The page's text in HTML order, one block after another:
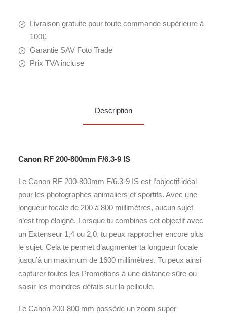
Livraison gratuite pour toute commande supérieure à
100€
Garantie SAV Foto Trade
Prix TVA incluse
Description
Canon RF 200-800mm F/6.3-9 IS
Le Canon RF 200-800mm F/6.3-9 IS est l’objectif idéal
pour les photographes animaliers et sportifs. Avec une
longueur focale de 200 à 800 millimètres, aucun sujet
n’est trop éloigné. Lorsque tu combines cet objectif avec
un Extenseur 1,4 ou 2,0, tu peux rapprocher encore plus
le sujet. Cela te permet d’augmenter ta longueur focale
jusqu’à un maximum de 1600 millimètres. Tu peux ainsi
capturer toutes les Promotions à une distance sûre ou
saisir les moindres détails sur la pellicule.
Le Canon 200-800 mm possède un zoom super